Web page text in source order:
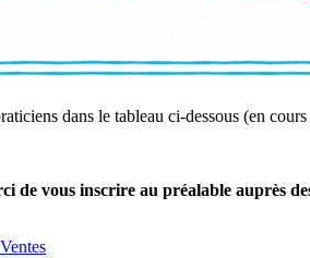
dans le tableau ci-dessous (en
de vous inscrire au préalable auprès